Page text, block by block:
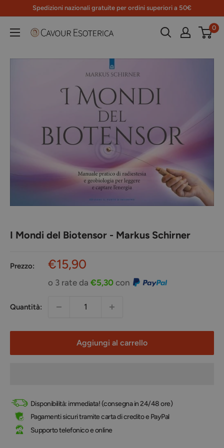
contenuto
Spedizioni nazionali gratuite per ordini superiori a 50€
Libreria
0
I Mondi del Biotensor - Markus Schirner
Prezzo:
Prezzo
scontato
€15,90
o 3 rate da €5,30 con
Quantità:
Aggiungi al carrello
Disponibilità: immediata! (consegna in 24/48 ore)
Pagamenti sicuri tramite carta di credito e PayPal
Supporto telefonico e online